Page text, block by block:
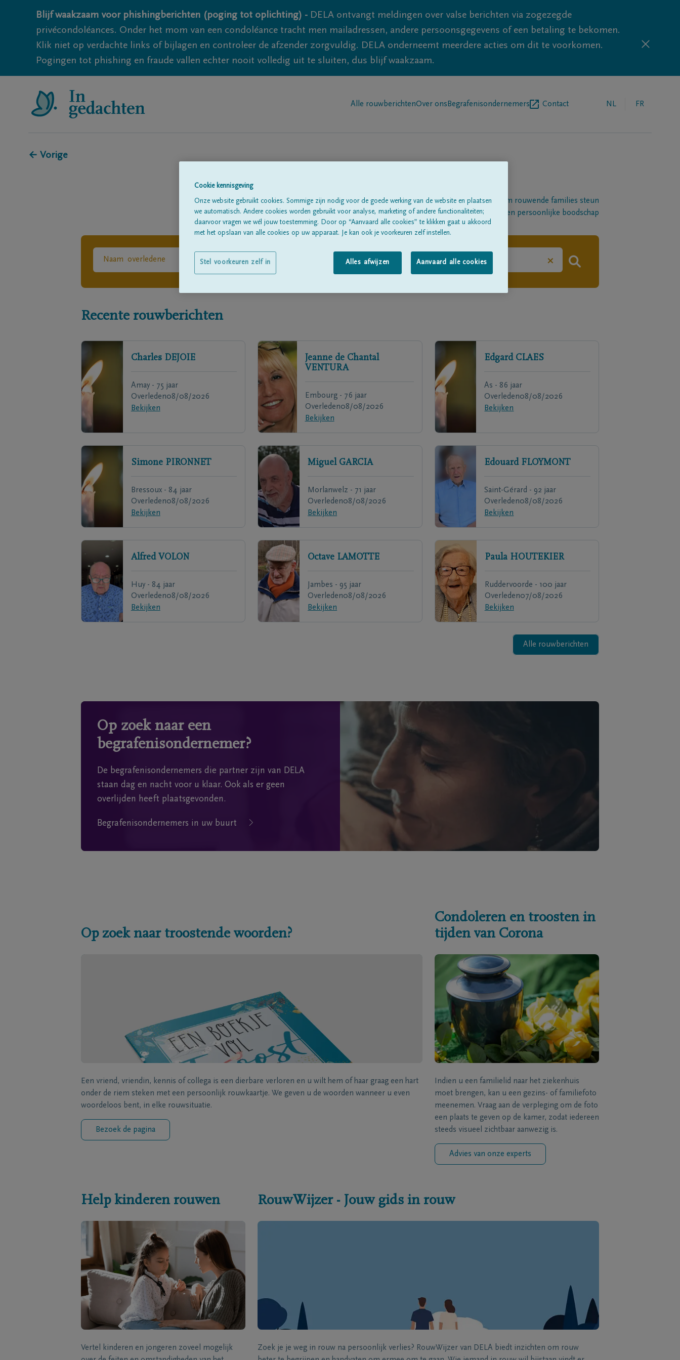
Blijf waakzaam voor phishingberichten (poging tot oplichting) - DELA ontvangt meldingen over valse berichten via zogezegde
privécondoléances. Onder het mom van een condoléance tracht men mailadressen, andere persoonsgegevens of een betaling te bekomen.
Klik niet op verdachte links of bijlagen en controleer de afzender zorgvuldig. DELA onderneemt meerdere acties om dit te voorkomen.
Pogingen tot phishing en fraude vallen echter nooit volledig uit te sluiten, dus blijf waakzaam.
Alle rouwberichtenOver ons Begrafenisondernemers Contact NL FR
← Vorige
Een platform om rouwende families steun
te betuigen met een persoonlijke boodschap
×
Recente rouwberichten
Charles DEJOIE
Amay - 75 jaar
Overleden08/08/2026
Bekijken
Jeanne de Chantal
VENTURA
Embourg - 76 jaar
Overleden08/08/2026
Bekijken
Edgard CLAES
As - 86 jaar
Overleden08/08/2026
Bekijken
Simone PIRONNET
Bressoux - 84 jaar
Overleden08/08/2026
Bekijken
Miguel GARCIA
Morlanwelz - 71 jaar
Overleden08/08/2026
Bekijken
Edouard FLOYMONT
Saint-Gérard - 92 jaar
Overleden08/08/2026
Bekijken
Alfred VOLON
Huy - 84 jaar
Overleden08/08/2026
Bekijken
Octave LAMOTTE
Jambes - 95 jaar
Overleden08/08/2026
Bekijken
Paula HOUTEKIER
Ruddervoorde - 100 jaar
Overleden07/08/2026
Bekijken
Alle rouwberichten
Op zoek naar een
begrafenisondernemer?
De begrafenisondernemers die partner zijn van DELA
staan dag en nacht voor u klaar. Ook als er geen
overlijden heeft plaatsgevonden.
Begrafenisondernemers in uw buurt
Op zoek naar troostende woorden?
Een vriend, vriendin, kennis of collega is een dierbare verloren en u wilt hem of haar graag een hart
onder de riem steken met een persoonlijk rouwkaartje. We geven u de woorden wanneer u even
woordeloos bent, in elke rouwsituatie.
Bezoek de pagina
Condoleren en troosten in
tijden van Corona
Indien u een familielid naar het ziekenhuis
moet brengen, kan u een gezins- of familiefoto
meenemen. Vraag aan de verpleging om de foto
een plaats te geven op de kamer, zodat iedereen
steeds visueel zichtbaar aanwezig is.
Advies van onze experts
Help kinderen rouwen
Vertel kinderen en jongeren zoveel mogelijk
RouwWijzer - Jouw gids in rouw
Zoek je je weg in rouw na persoonlijk verlies? RouwWijzer van DELA biedt inzichten om rouw
Cookie kennisgeving
Onze website gebruikt cookies. Sommige zijn nodig voor de goede werking van de website en plaatsen
we automatisch. Andere cookies worden gebruikt voor analyse, marketing of andere functionaliteiten;
daarvoor vragen we wél jouw toestemming. Door op “Aanvaard alle cookies” te klikken gaat u akkoord
met het opslaan van alle cookies op uw apparaat. Je kan ook je voorkeuren zelf instellen.
Alles afwijzen Aanvaard alle cookies
Stel voorkeuren zelf in